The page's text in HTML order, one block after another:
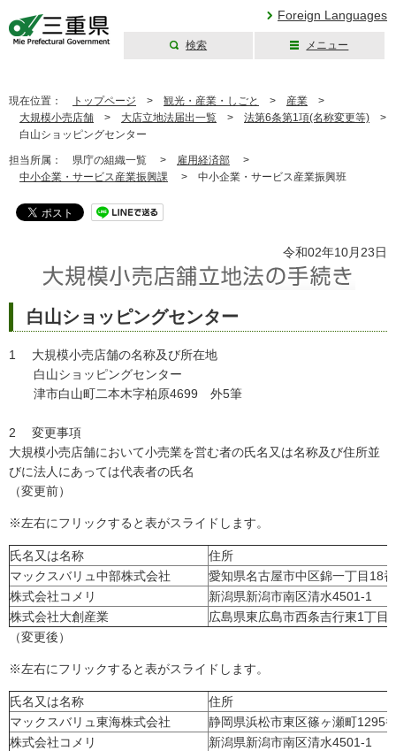
Foreign Languages
検索 メニュー
現在位置： トップページ > 観光・産業・しごと > 産業 >
大規模小売店舗 > 大店立地法届出一覧 > 法第6条第1項(名称変更等) >
白山ショッピングセンター
担当所属： 県庁の組織一覧 > 雇用経済部 >
中小企業・サービス産業振興課 > 中小企業・サービス産業振興班
令和02年10月23日
白山ショッピングセンター
1 大規模小売店舗の名称及び所在地
白山ショッピングセンター
津市白山町二本木字柏原4699 外5筆
2 変更事項
大規模小売店舗において小売業を営む者の氏名又は名称及び住所並
びに法人にあっては代表者の氏名
（変更前）
※左右にフリックすると表がスライドします。
氏名又は名称
住所
マックスバリュ中部株式会社
愛知県名古屋市中区錦一丁目18
株式会社コメリ
新潟県新潟市南区清水4501-1
株式会社大創産業
広島県東広島市西条吉行東1丁目
（変更後）
※左右にフリックすると表がスライドします。
氏名又は名称
住所
マックスバリュ東海株式会社
静岡県浜松市東区篠ヶ瀬町1295
株式会社コメリ
新潟県新潟市南区清水4501-1